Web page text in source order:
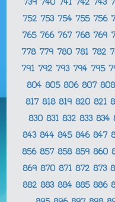
739 740 741 742 743
752 753 754 755 756
765 766 767 768 769
778 779 780 781 782
791 792 793 794 795
804 805 806 807 808
817 818 819 820 821
830 831 832 833 834
843 844 845 846 847
856 857 858 859 860
869 870 871 872 873
882 883 884 885 886